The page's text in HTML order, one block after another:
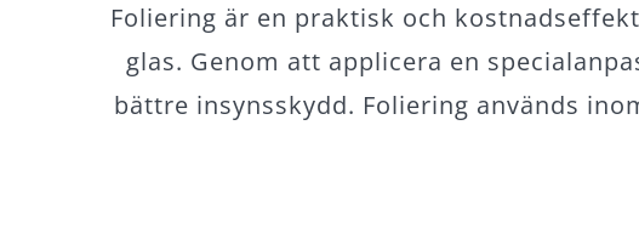
Foliering är en praktisk och
glas. Genom att applicera en
bättre insynsskydd. Foliering används